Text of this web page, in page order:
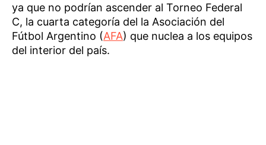
ya que no podrían ascender al Torneo Federal
C, la cuarta categoría del la Asociación del
Fútbol Argentino (AFA) que nuclea a los equipos
del interior del país.